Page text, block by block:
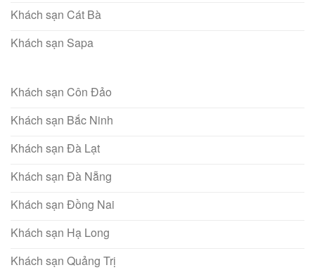
Khách sạn Cát Bà
Khách sạn Sapa
Khách sạn Côn Đảo
Khách sạn Bắc Ninh
Khách sạn Đà Lạt
Khách sạn Đà Nẵng
Khách sạn Đồng Nai
Khách sạn Hạ Long
Khách sạn Quảng Trị